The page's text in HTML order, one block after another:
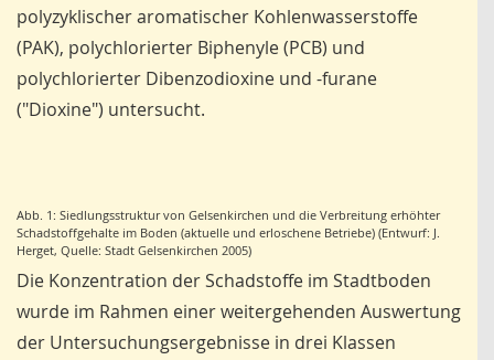
polyzyklischer aromatischer Kohlenwasserstoffe
(PAK), polychlorierter Biphenyle (PCB) und
polychlorierter Dibenzodioxine und -furane
("Dioxine") untersucht.
Abb. 1: Siedlungsstruktur von Gelsenkirchen und die Verbreitung erhöhter
Schadstoffgehalte im Boden (aktuelle und erloschene Betriebe) (Entwurf: J.
Herget, Quelle: Stadt Gelsenkirchen 2005)
Die Konzentration der Schadstoffe im Stadtboden
wurde im Rahmen einer weitergehenden Auswertung
der Untersuchungsergebnisse in drei Klassen